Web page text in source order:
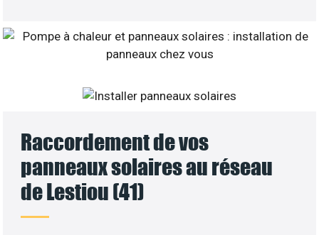
Raccordement de vos
panneaux solaires au réseau
de Lestiou (41)